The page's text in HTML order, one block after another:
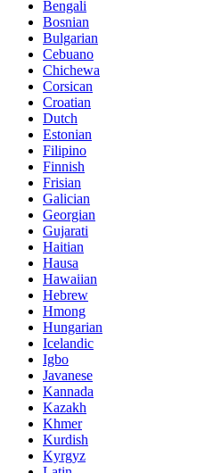
Bengali
Bosnian
Bulgarian
Cebuano
Chichewa
Corsican
Croatian
Dutch
Estonian
Filipino
Finnish
Frisian
Galician
Georgian
Gujarati
Haitian
Hausa
Hawaiian
Hebrew
Hmong
Hungarian
Icelandic
Igbo
Javanese
Kannada
Kazakh
Khmer
Kurdish
Kyrgyz